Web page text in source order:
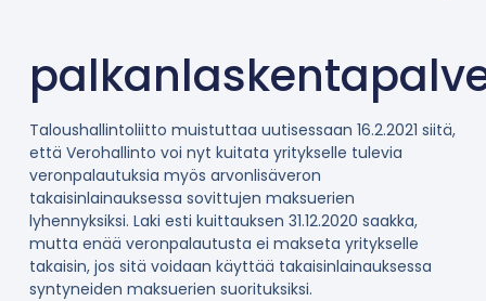
Taloushallintoliitto muistuttaa uutisessaan 16.2.2021 siitä,
että Verohallinto voi nyt kuitata yritykselle tulevia
veronpalautuksia myös arvonlisäveron
takaisinlainauksessa sovittujen maksuerien
lyhennyksiksi. Laki esti kuittauksen 31.12.2020 saakka,
mutta enää veronpalautusta ei makseta yritykselle
takaisin, jos sitä voidaan käyttää takaisinlainauksessa
syntyneiden maksuerien suorituksiksi.